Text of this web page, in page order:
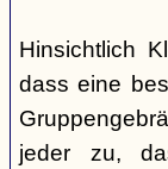
Hinsichtlich
dass eine
jeder zu,